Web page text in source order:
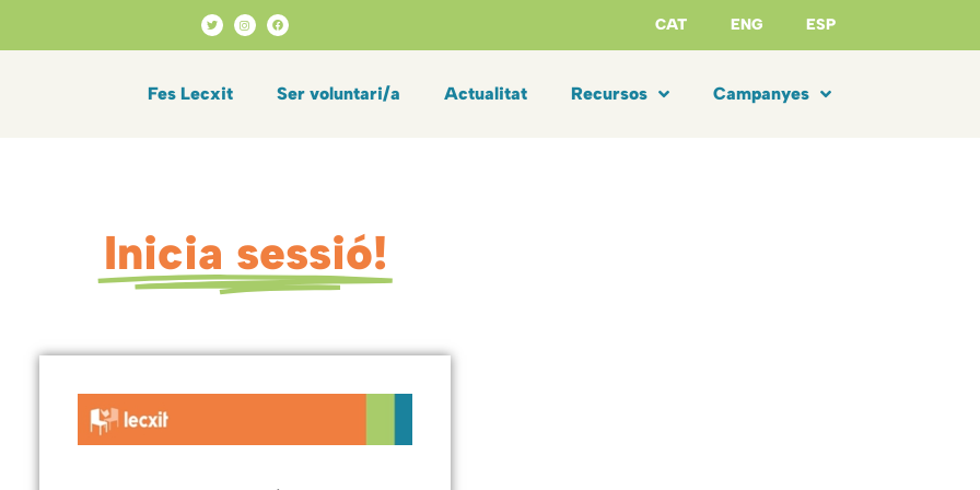
CAT ENG ESP
Fes Lecxit Ser voluntari/a Actualitat Recursos Campanyes
Inicia sessió!